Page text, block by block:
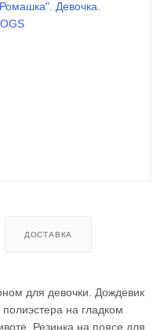
ДОСТАВКА
для девочки. Дождевик
на гладком
Резинка на поясе для